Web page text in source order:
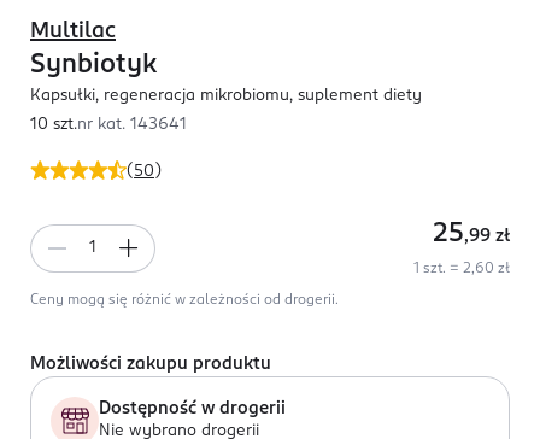
( 50 )
Multilac
Synbiotyk
Kapsułki, regeneracja mikrobiomu, suplement diety
10 szt.nr kat. 143641
25,99 zł
1 szt. = 2,60 zł
Ceny mogą się różnić w zależności od drogerii.
Możliwości zakupu produktu
Dostępność w drogerii
Nie wybrano drogerii